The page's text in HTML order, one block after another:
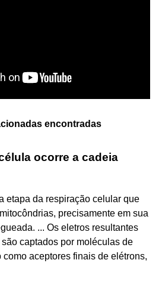
encontradas
ocorre a cadeia
etapa da respiração celular que
precisamente em sua
... Os eletros resultantes
captados por moléculas de
aceptores finais de elétrons,